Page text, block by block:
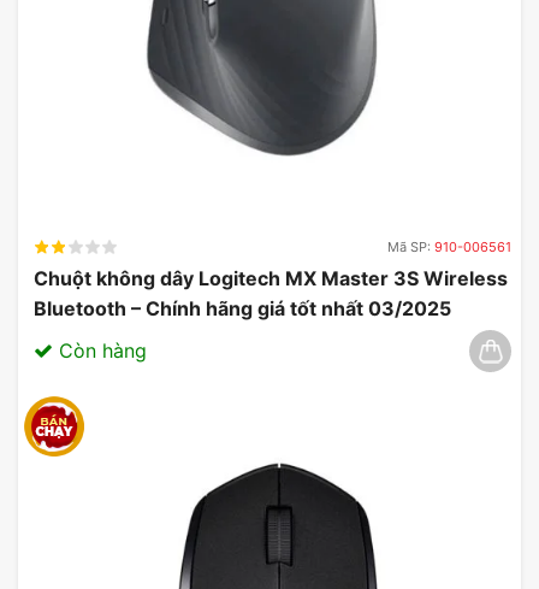
Mã SP: 910-006561
Chuột không dây Logitech MX Master 3S Wireless
Bluetooth – Chính hãng giá tốt nhất 03/2025
Còn hàng